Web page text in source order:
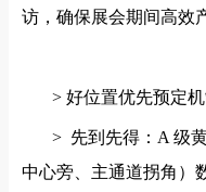
访，确保展会期间高效
> 好位置优先预定
> 先到先得：A 级
中心旁、主通道拐角）